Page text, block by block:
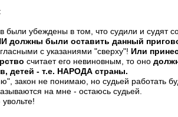
были убеждены в том, что судили и судят
должны были оставить данный
с указаниями "сверху"! Или
считает его невиновным, то оно
детей - т.е. НАРОДА страны.
закон не понимаю, но судьей работать
на мне - остаюсь судьей.